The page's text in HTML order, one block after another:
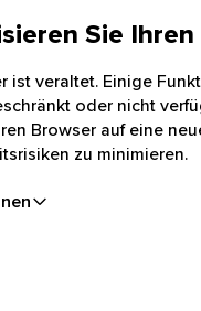
Sie Ihren
ist veraltet. Einige
oder nicht
Browser auf eine
zu minimieren.